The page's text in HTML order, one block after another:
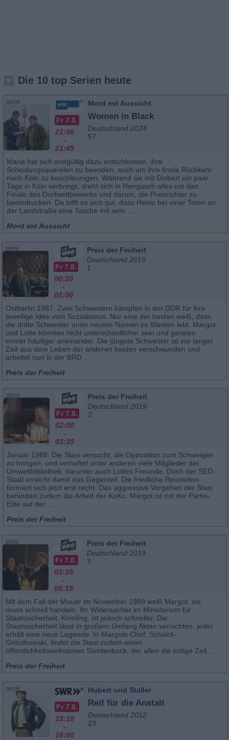
Die 10 top Serien heute
SERIE
Fr 7.8.
21:00
-
21:45
Mord mit Aussicht
Women in Black
Deutschland 2024
57
Marie hat sich endgültig dazu entschlossen, ihre
Scheidungsquerelen zu beenden, auch um ihre finale Rückkehr
nach Köln zu beschleunigen. Während sie mit Gisbert ein paar
Tage in Köln verbringt, dreht sich in Hengasch alles um das
Finale des Dorfwettbewerbs und darum, die Preisrichter zu
beeindrucken. Da trifft es sich gut, dass Heino bei einer Toten an
der Landstraße eine Tasche mit sehr ...
Mord mit Aussicht
SERIE
Fr 7.8.
00:20
-
02:00
Preis der Freiheit
Deutschland 2019
1
Ostberlin 1987: Zwei Schwestern kämpfen in der DDR für ihre
jeweilige Idee vom Sozialismus. Nur eine der beiden weiß, dass
die dritte Schwester unter neuem Namen im Westen lebt. Margot
und Lotte könnten nicht unterschiedlicher sein und geraten
immer häufiger aneinander. Die jüngste Schwester ist vor langer
Zeit aus dem Leben der anderen beiden verschwunden und
arbeitet nun in der BRD ...
Preis der Freiheit
SERIE
Fr 7.8.
02:00
-
03:35
Preis der Freiheit
Deutschland 2019
2
Januar 1988: Die Stasi versucht, die Opposition zum Schweigen
zu bringen, und verhaftet unter anderen viele Mitglieder der
Umweltbibliothek, darunter auch Lottes Freunde. Doch der SED-
Staat erreicht damit das Gegenteil: Die friedliche Revolution
formiert sich jetzt erst recht. Das aggressive Vorgehen der Stasi
behindert zudem die Arbeit der KoKo. Margot ist mit der Partei-
Elite auf der ...
Preis der Freiheit
SERIE
Fr 7.8.
03:35
-
05:15
Preis der Freiheit
Deutschland 2019
3
Mit dem Fall der Mauer im November 1989 weiß Margot, sie
muss schnell handeln. Ihr Widersacher im Ministerium für
Staatssicherheit, Krimling, ist jedoch schneller. Die
Staatssicherheit lässt in großem Umfang Akten vernichten, jeder
erhält eine neue Legende. In Margots Chef, Schalck-
Golodkowski, findet die Stasi zudem einen
öffentlichkeitswirksamen Sündenbock, der allen die nötige Zeit ...
Preis der Freiheit
SERIE
Fr 7.8.
15:10
-
16:00
Hubert und Staller
Reif für die Anstalt
Deutschland 2012
23